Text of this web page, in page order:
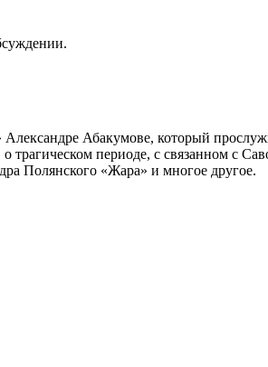
Абакумове, который
периоде, с связанном с
Полянского «Жара» и многое другое.